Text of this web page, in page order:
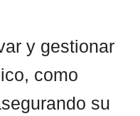
y gestionar
como
su